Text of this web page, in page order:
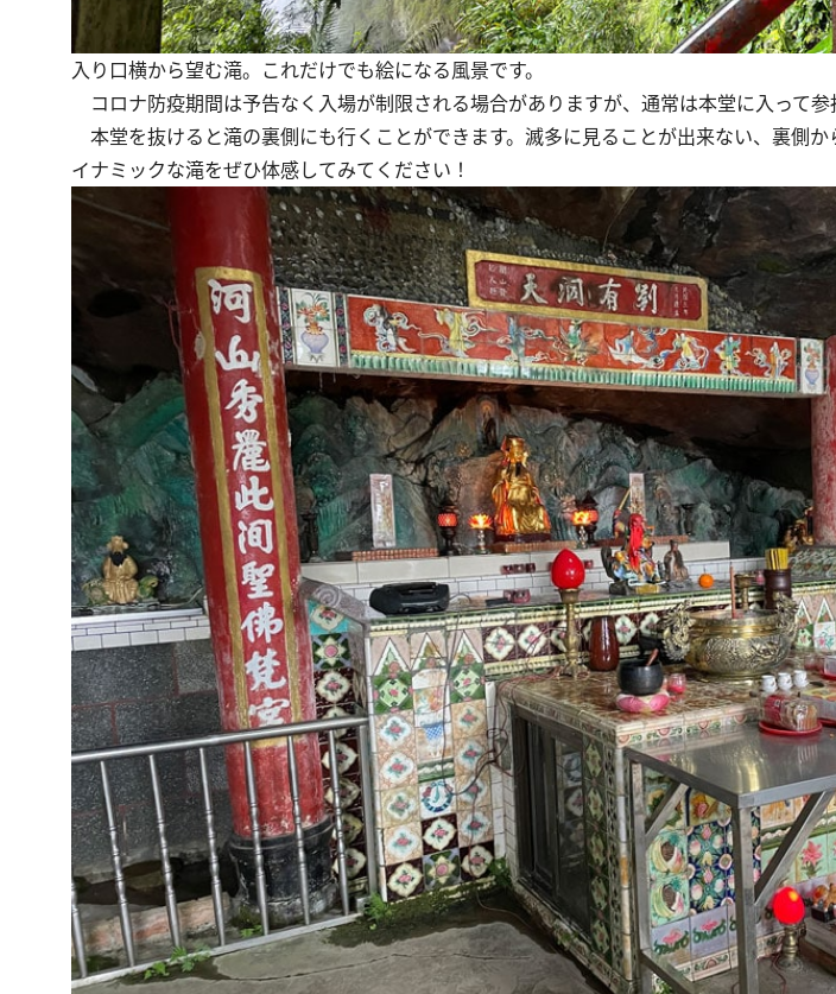
入り口横から望む滝。これだけでも絵になる風景です。
コロナ防疫期間は予告なく入場が制限される場合がありますが、通常は本堂に入って参
本堂を抜けると滝の裏側にも行くことができます。滅多に見ることが出来ない、裏側
イナミックな滝をぜひ体感してみてください！